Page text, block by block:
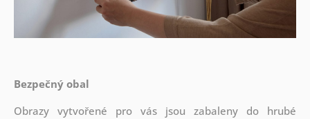
Bezpečný obal
Obrazy vytvořené pro vás jsou zabaleny do hrubé